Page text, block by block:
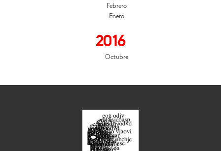
Febrero
Enero
2016
Octubre